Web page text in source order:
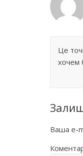
Це
хочем
Ваша e-